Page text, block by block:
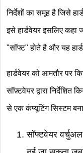
निर्देशों का समूह है जिसे
इसे हार्डवेयर इसलिए कहा
"सॉफ्ट" होते है और यह
हार्डवेयर को आमतौर पर
सॉफ़्टवेयर द्वारा
से एक कंप्यूटिंग सिस्टम
सॉफ्टवेयर